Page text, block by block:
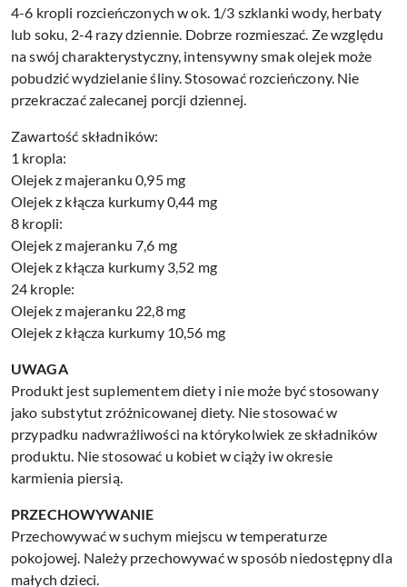
4-6 kropli rozcieńczonych w ok. 1/3 szklanki wody, herbaty
lub soku, 2-4 razy dziennie. Dobrze rozmieszać. Ze względu
na swój charakterystyczny, intensywny smak olejek może
pobudzić wydzielanie śliny. Stosować rozcieńczony. Nie
przekraczać zalecanej porcji dziennej.
Zawartość składników:
1 kropla:
Olejek z majeranku 0,95 mg
Olejek z kłącza kurkumy 0,44 mg
8 kropli:
Olejek z majeranku 7,6 mg
Olejek z kłącza kurkumy 3,52 mg
24 krople:
Olejek z majeranku 22,8 mg
Olejek z kłącza kurkumy 10,56 mg
UWAGA
Produkt jest suplementem diety i nie może być stosowany
jako substytut zróżnicowanej diety. Nie stosować w
przypadku nadwrażliwości na którykolwiek ze składników
produktu. Nie stosować u kobiet w ciąży iw okresie
karmienia piersią.
PRZECHOWYWANIE
Przechowywać w suchym miejscu w temperaturze
pokojowej. Należy przechowywać w sposób niedostępny dla
małych dzieci.